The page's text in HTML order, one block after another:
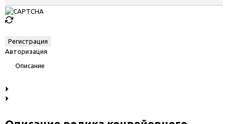
Авторизация
Описание